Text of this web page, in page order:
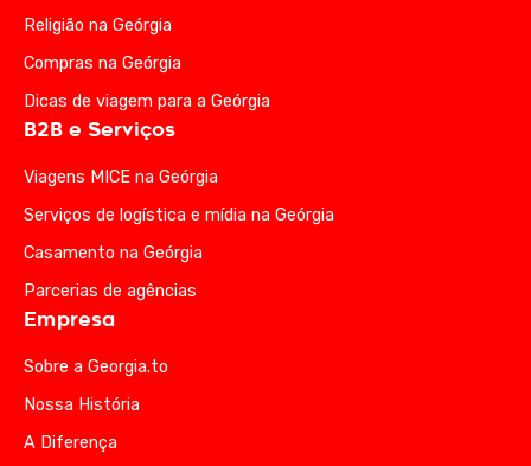
Religião na Geórgia
Compras na Geórgia
Dicas de viagem para a Geórgia
B2B e Serviços
Viagens MICE na Geórgia
Serviços de logística e mídia na Geórgia
Casamento na Geórgia
Parcerias de agências
Empresa
Sobre a Georgia.to
Nossa História
A Diferença